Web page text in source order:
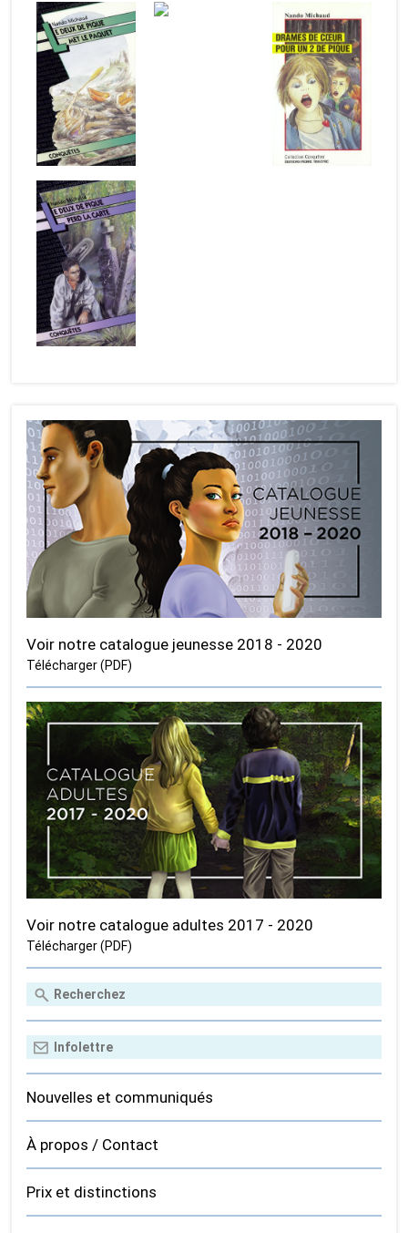
Voir notre catalogue jeunesse 2018 - 2020
Télécharger (PDF)
Voir notre catalogue adultes 2017 - 2020
Télécharger (PDF)
Nouvelles et communiqués
À propos / Contact
Prix et distinctions